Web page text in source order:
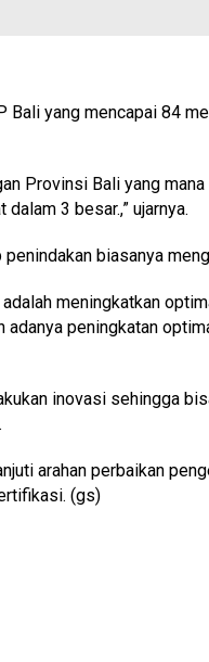
yang mencapai 84
Provinsi Bali yang
3 besar.,” ujarnya.
biasanya
meningkatkan
peningkatan
inovasi sehingga
arahan perbaikan
(gs)